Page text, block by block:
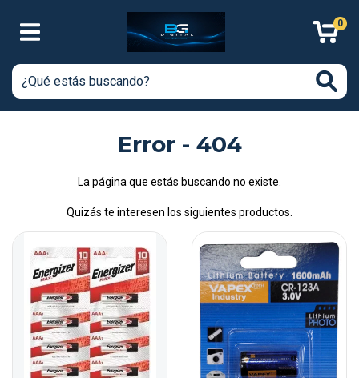
0
Error - 404
La página que estás buscando no existe.
Quizás te interesen los siguientes productos.